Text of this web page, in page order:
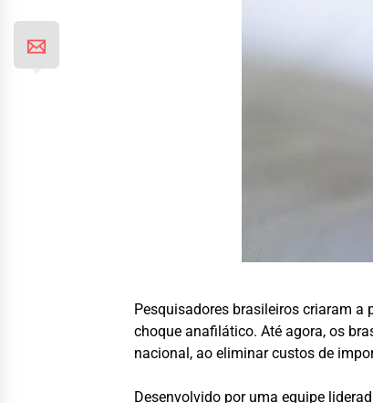
Pesquisadores brasileiros criaram a
choque anafilático. Até agora, os
nacional, ao eliminar custos de
Desenvolvido por uma equipe